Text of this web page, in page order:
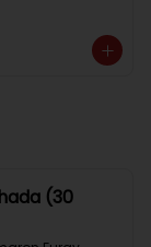
(30